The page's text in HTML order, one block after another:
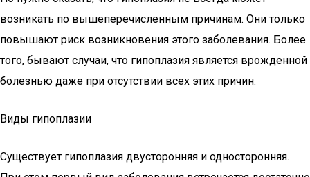
возникать по вышеперечисленным причинам. Они только
повышают риск возникновения этого заболевания. Более
того, бывают случаи, что гипоплазия является врожденной
болезнью даже при отсутствии всех этих причин.
Виды гипоплазии
Существует гипоплазия двусторонняя и односторонняя.